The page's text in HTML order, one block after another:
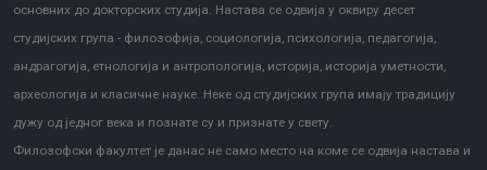
основних до докторских студија. Настава се одвија у оквиру десет
студијских група - филозофија, социологија, психологија, педагогија,
андрагогија, етнологија и антропологија, историја, историја уметности,
археологија и класичне науке. Неке од студијских група имају традицију
дужу од једног века и познате су и признате у свету.
Филозофски факултет је данас не само место на коме се одвија настава и